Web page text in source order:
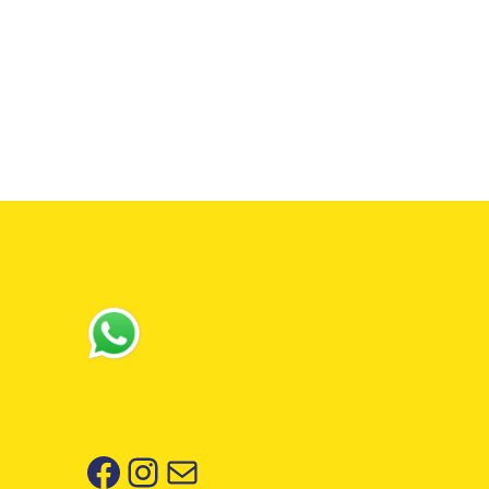
Facebook
Instagram
Correo electrónico